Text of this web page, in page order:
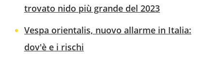
trovato nido più grande del 2023
Vespa orientalis, nuovo allarme in Italia:
dov'è e i rischi